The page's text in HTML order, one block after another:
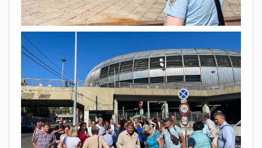
vagy Orbán Viktor poloskázós beszédéről.